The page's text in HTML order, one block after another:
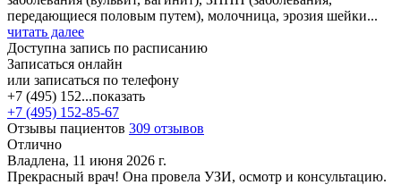
передающиеся половым путем), молочница, эрозия шейки...
читать далее
Доступна запись по расписанию
Записаться онлайн
или записаться по телефону
+7 (495) 152...показать
+7 (495) 152-85-67
Отзывы пациентов 309 отзывов
Отлично
Владлена, 11 июня 2026 г.
Прекрасный врач! Она провела УЗИ, осмотр и консультацию.